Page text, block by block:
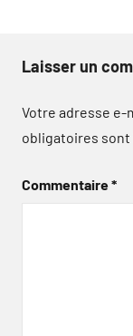
Laisser un
Votre adresse e-
obligatoires sont
Commentaire*